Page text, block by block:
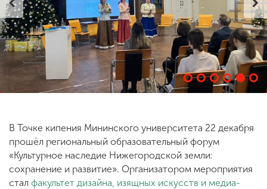
ENG SPN CHI
В Точке кипения Мининского университета 22 декабря
прошёл региональный образовательный форум
«Культурное наследие Нижегородской земли:
сохранение и развитие». Организатором мероприятия
стал факультет дизайна, изящных искусств и медиа-